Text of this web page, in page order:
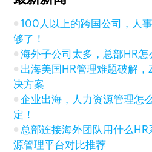
100人以上的跨国公司，人
够了！
海外子公司太多，总部HR怎
出海美国HR管理难题破解
决方案
企业出海，人力资源管理怎
定！
总部连接海外团队用什么
源管理平台对比推荐